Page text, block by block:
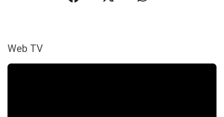
Web TV